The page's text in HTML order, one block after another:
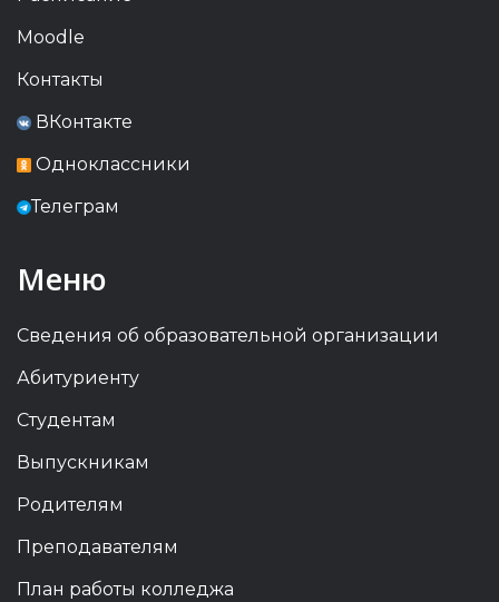
Moodle
Контакты
ВКонтакте
Одноклассники
Телеграм
Меню
Сведения об образовательной организации
Абитуриенту
Студентам
Выпускникам
Родителям
Преподавателям
План работы колледжа